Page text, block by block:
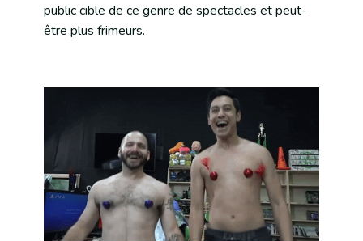
public cible de ce genre de spectacles et peut-
être plus frimeurs.